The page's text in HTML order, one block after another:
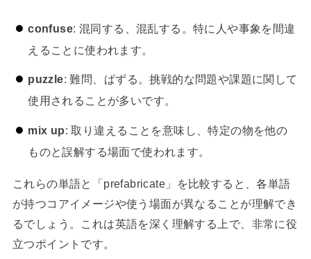
confuse: 混同する、混乱する。特に人や事象を間違
えることに使われます。
puzzle: 難問、ぱずる。挑戦的な問題や課題に関して
使用されることが多いです。
mix up: 取り違えることを意味し、特定の物を他の
ものと誤解する場面で使われます。
これらの単語と「prefabricate」を比較すると、各単語
が持つコアイメージや使う場面が異なることが理解でき
るでしょう。これは英語を深く理解する上で、非常に役
立つポイントです。